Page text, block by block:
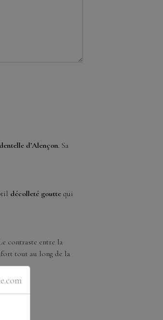
dentelle d’Alençon. Sa
décolleté goutte qui
contraste entre la
tout au long de la